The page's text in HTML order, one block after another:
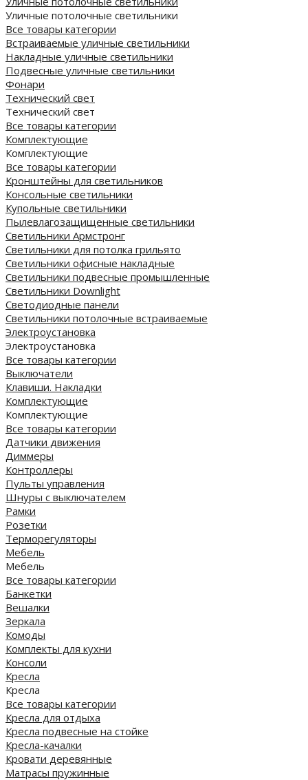
Уличные потолочные светильники
Все товары категории
Встраиваемые уличные светильники
Накладные уличные светильники
Подвесные уличные светильники
Фонари
Технический свет
Технический свет
Все товары категории
Комплектующие
Комплектующие
Все товары категории
Кронштейны для светильников
Консольные светильники
Купольные светильники
Пылевлагозащищенные светильники
Светильники Армстронг
Светильники для потолка грильято
Светильники офисные накладные
Светильники подвесные промышленные
Светильники Downlight
Светодиодные панели
Cветильники потолочные встраиваемые
Электроустановка
Электроустановка
Все товары категории
Выключатели
Клавиши. Накладки
Комплектующие
Комплектующие
Все товары категории
Датчики движения
Диммеры
Контроллеры
Пульты управления
Шнуры с выключателем
Рамки
Розетки
Терморегуляторы
Мебель
Мебель
Все товары категории
Банкетки
Вешалки
Зеркала
Комоды
Комплекты для кухни
Консоли
Кресла
Кресла
Все товары категории
Кресла для отдыха
Кресла подвесные на стойке
Кресла-качалки
Кровати деревянные
Матрасы пружинные